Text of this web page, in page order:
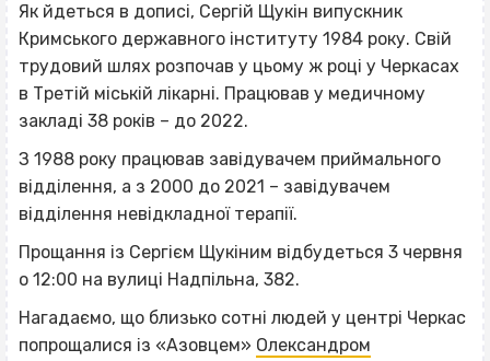
Як йдеться в дописі, Сергій Щукін випускник
Кримського державного інституту 1984 року. Свій
трудовий шлях розпочав у цьому ж році у Черкасах
в Третій міській лікарні. Працював у медичному
закладі 38 років – до 2022.
З 1988 року працював завідувачем приймального
відділення, а з 2000 до 2021 – завідувачем
відділення невідкладної терапії.
Прощання із Сергієм Щукіним відбудеться 3 червня
о 12:00 на вулиці Надпільна, 382.
Нагадаємо, що близько сотні людей у центрі Черкас
попрощалися із «Азовцем» Олександром